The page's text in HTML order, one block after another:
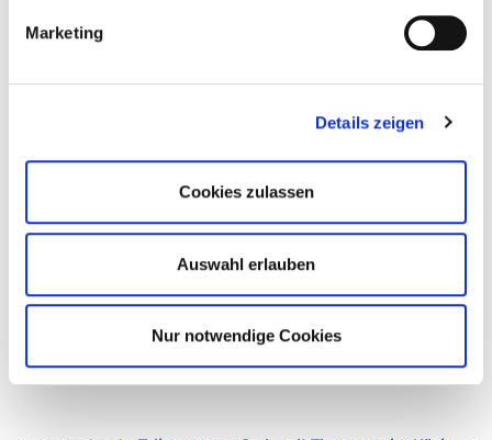
Marketing
Details zeigen
Cookies zulassen
Auswahl erlauben
Nur notwendige Cookies
wassergekühlte Variante (bis 45 °C), aber bei einer
geeigneten Standortwahl ist er völlig ausreichend. Wer
achten, dass das Ventil der Wasserkühlung richtig
Hände trocknen:Anstelle eines HändetrocLesen Sie hier
Teil 1 unserer Serie mit Tipps aus der Küche. In der
kommenden Woche geht es in unserer Serie dann um
Energiesparmöglichkeiten im Schwimmbad und im
Wellnessbereich. kners sind Papierhandtücher
empfehlenswerter. Studien haben ergeben, dass es
Hände mit Papierhandtüchern abzutrocknen, als einen
Händetrockner zu benutzen.